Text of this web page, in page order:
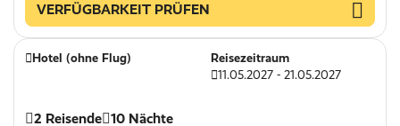
VERFÜGBARKEIT PRÜFEN
Hotel (ohne Flug)
Reisezeitraum
11.05.2027 - 21.05.2027
2 Reisende 10 Nächte